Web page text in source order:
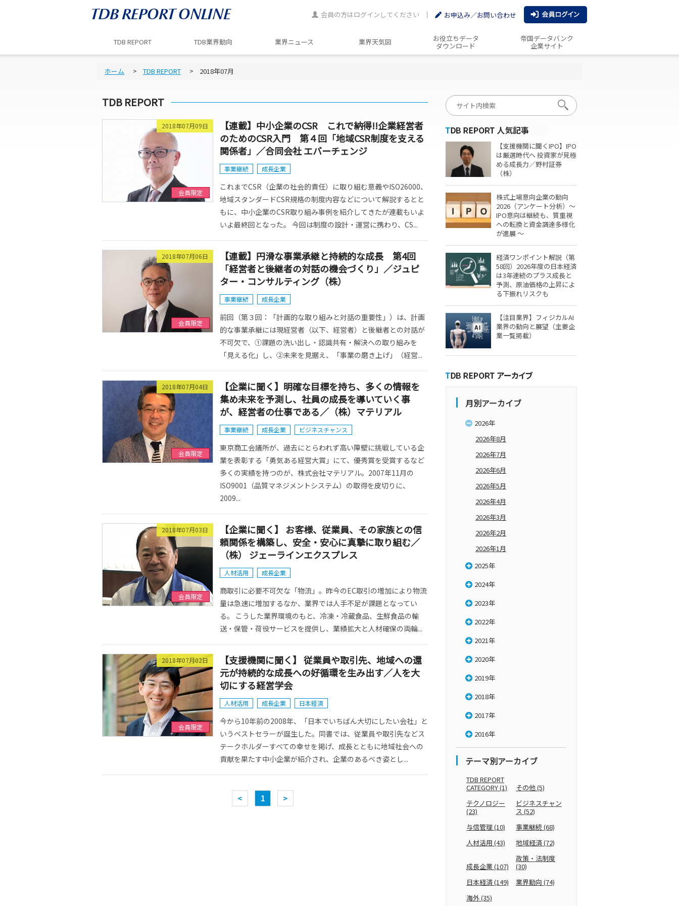
会員の方はログインしてください お申込み／お問い合わせ
TDB REPORT TDB業界動向 業界ニュース 業界天気図 お役立ちデータ
ダウンロード
帝国データバンク
企業サイト
ホーム TDB REPORT 2018年07月
TDB REPORT
2018年07月09日
会員限定
【連載】中小企業のCSR これで納得!!企業経営者
のためのCSR入門 第４回「地域CSR制度を支える
関係者」／合同会社 エバーチェンジ
事業継続 成長企業
これまでCSR（企業の社会的責任）に取り組む意義やISO26000、
地域スタンダードCSR規格の制度内容などについて解説するとと
もに、中小企業のCSR取り組み事例を紹介してきたが連載もいよ
いよ最終回となった。 今回は制度の設計・運営に携わり、CS...
2018年07月06日
会員限定
【連載】円滑な事業承継と持続的な成長 第4回
「経営者と後継者の対話の機会づくり」／ジュピ
ター・コンサルティング（株）
事業継続 成長企業
前回（第３回：「計画的な取り組みと対話の重要性」）は、計画
的な事業承継には現経営者（以下、経営者）と後継者との対話が
不可欠で、①課題の洗い出し・認識共有・解決への取り組みを
「見える化」し、②未来を見据え、「事業の磨き上げ」（経営...
2018年07月04日
会員限定
【企業に聞く】明確な目標を持ち、多くの情報を
集め未来を予測し、社員の成長を導いていく事
が、経営者の仕事である／（株）マテリアル
事業継続 成長企業 ビジネスチャンス
東京商工会議所が、過去にとらわれず高い障壁に挑戦している企
業を表彰する「勇気ある経営大賞」にて、優秀賞を受賞するなど
多くの実績を持つのが、株式会社マテリアル。2007年11月の
ISO9001（品質マネジメントシステム）の取得を皮切りに、
2009...
2018年07月03日
会員限定
【企業に聞く】 お客様、従業員、その家族との信
頼関係を構築し、安全・安心に真摯に取り組む／
（株） ジェーラインエクスプレス
人材活用 成長企業
商取引に必要不可欠な「物流」。昨今のEC取引の増加により物流
量は急速に増加するなか、業界では人手不足が課題となってい
る。 こうした業界環境のもと、冷凍・冷蔵食品、生鮮食品の輸
送・保管・荷役サービスを提供し、業績拡大と人材確保の両輪...
2018年07月02日
会員限定
【支援機関に聞く】 従業員や取引先、地域への還
元が持続的な成長への好循環を生み出す／人を大
切にする経営学会
人材活用 成長企業 日本経済
今から10年前の2008年、「日本でいちばん大切にしたい会社」と
いうベストセラーが誕生した。同書では、従業員や取引先などス
テークホルダーすべての幸せを掲げ、成長とともに地域社会への
貢献を果たす中小企業が紹介され、企業のあるべき姿とし...
< 1 >
【支援機関に聞くIPO】IPO
は厳選時代へ 投資家が見極
める成長力／野村証券
（株）
株式上場意向企業の動向
2026（アンケート分析）～
IPO意向は継続も、質重視
への転換と資金調達多様化
が進展 ～
経済ワンポイント解説（第
58回）2026年度の日本経済
は3年連続のプラス成長と
予測、原油価格の上昇によ
る下振れリスクも
【注目業界】フィジカルAI
業界の動向と展望（主要企
業一覧掲載）
月別アーカイブ
2026年
2026年8月
2026年7月
2026年6月
2026年5月
2026年4月
2026年3月
2026年2月
2026年1月
2025年
2024年
2023年
2022年
2021年
2020年
2019年
2018年
2017年
2016年
テーマ別アーカイブ
TDB REPORT
CATEGORY(1) その他(5)
テクノロジー
(23)
ビジネスチャン
ス (52)
与信管理(10) 事業継続(68)
人材活用 (43) 地域経済(72)
成長企業(107)
政策・法制度
(30)
日本経済(149) 業界動向 (74)
海外(35)